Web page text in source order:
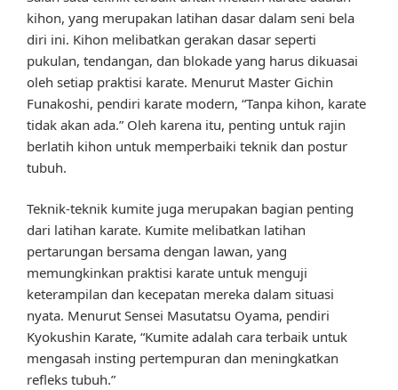
kihon, yang merupakan latihan dasar dalam seni bela
diri ini. Kihon melibatkan gerakan dasar seperti
pukulan, tendangan, dan blokade yang harus dikuasai
oleh setiap praktisi karate. Menurut Master Gichin
Funakoshi, pendiri karate modern, “Tanpa kihon, karate
tidak akan ada.” Oleh karena itu, penting untuk rajin
berlatih kihon untuk memperbaiki teknik dan postur
tubuh.
Teknik-teknik kumite juga merupakan bagian penting
dari latihan karate. Kumite melibatkan latihan
pertarungan bersama dengan lawan, yang
memungkinkan praktisi karate untuk menguji
keterampilan dan kecepatan mereka dalam situasi
nyata. Menurut Sensei Masutatsu Oyama, pendiri
Kyokushin Karate, “Kumite adalah cara terbaik untuk
mengasah insting pertempuran dan meningkatkan
refleks tubuh.”